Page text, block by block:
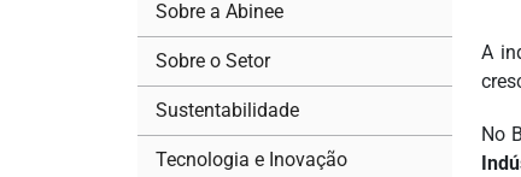
A
No
Sobre a Abinee
Sobre o Setor
Sustentabilidade
Tecnologia e Inovação